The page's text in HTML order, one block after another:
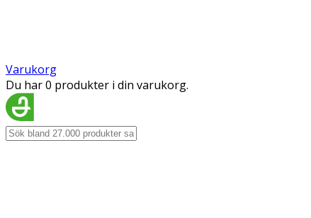
Varukorg
Du har 0 produkter i din varukorg.